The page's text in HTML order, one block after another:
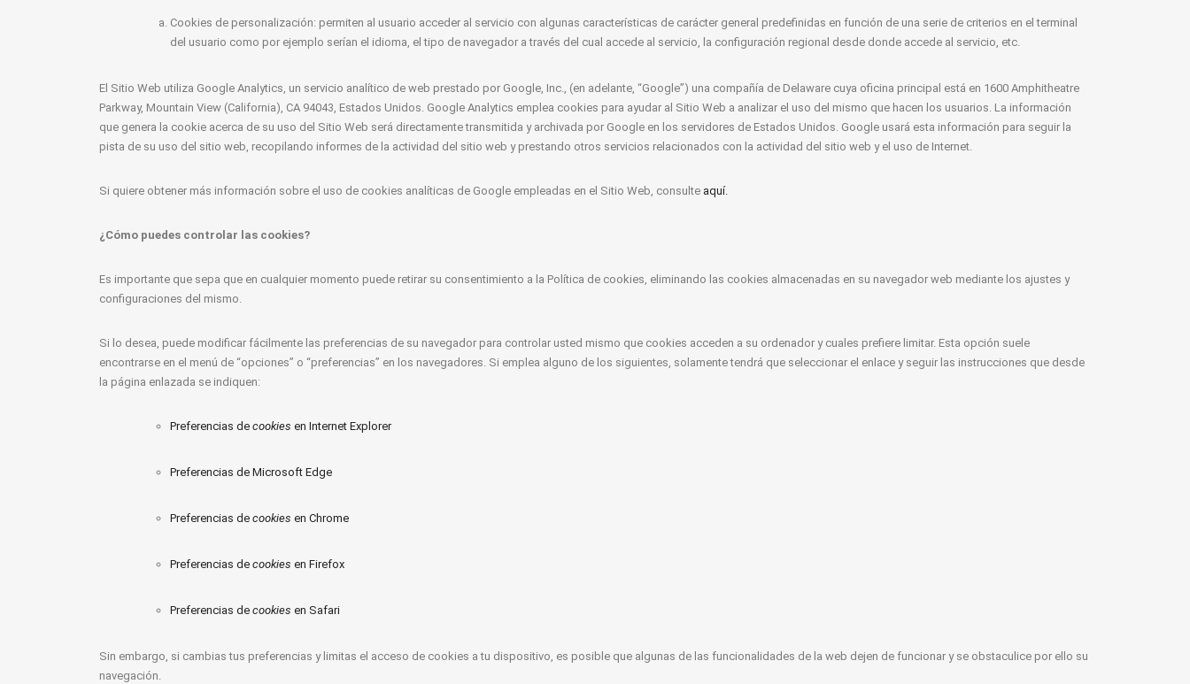
Cookies de personalización: permiten al usuario acceder al servicio con algunas características de carácter general predefinidas en función de una serie de criterios en el terminal
del usuario como por ejemplo serían el idioma, el tipo de navegador a través del cual accede al servicio, la configuración regional desde donde accede al servicio, etc.
El Sitio Web utiliza Google Analytics, un servicio analítico de web prestado por Google, Inc., (en adelante, “Google”) una compañía de Delaware cuya oficina principal está en 1600 Amphitheatre
Parkway, Mountain View (California), CA 94043, Estados Unidos. Google Analytics emplea cookies para ayudar al Sitio Web a analizar el uso del mismo que hacen los usuarios. La información
que genera la cookie acerca de su uso del Sitio Web será directamente transmitida y archivada por Google en los servidores de Estados Unidos. Google usará esta información para seguir la
pista de su uso del sitio web, recopilando informes de la actividad del sitio web y prestando otros servicios relacionados con la actividad del sitio web y el uso de Internet.
Si quiere obtener más información sobre el uso de cookies analíticas de Google empleadas en el Sitio Web, consulte aquí.
¿Cómo puedes controlar las cookies?
Es importante que sepa que en cualquier momento puede retirar su consentimiento a la Política de cookies, eliminando las cookies almacenadas en su navegador web mediante los ajustes y
configuraciones del mismo.
Si lo desea, puede modificar fácilmente las preferencias de su navegador para controlar usted mismo que cookies acceden a su ordenador y cuales prefiere limitar. Esta opción suele
encontrarse en el menú de “opciones” o “preferencias” en los navegadores. Si emplea alguno de los siguientes, solamente tendrá que seleccionar el enlace y seguir las instrucciones que desde
la página enlazada se indiquen:
Preferencias de cookies en Internet Explorer
Preferencias de Microsoft Edge
Preferencias de cookies en Chrome
Preferencias de cookies en Firefox
Preferencias de cookies en Safari
Sin embargo, si cambias tus preferencias y limitas el acceso de cookies a tu dispositivo, es posible que algunas de las funcionalidades de la web dejen de funcionar y se obstaculice por ello su
navegación.